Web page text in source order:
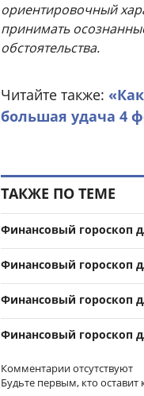
ориентировочный
принимать
обстоятельства.
Читайте также:
большая удача 4
ТАКЖЕ ПО ТЕМЕ
Финансовый гороскоп
Финансовый гороскоп
Финансовый гороскоп
Финансовый гороскоп
Комментарии отсутствуют
Будьте первым, кто